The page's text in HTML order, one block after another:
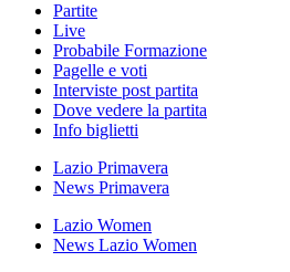
Partite
Live
Probabile Formazione
Pagelle e voti
Interviste post partita
Dove vedere la partita
Info biglietti
Lazio Primavera
News Primavera
Lazio Women
News Lazio Women